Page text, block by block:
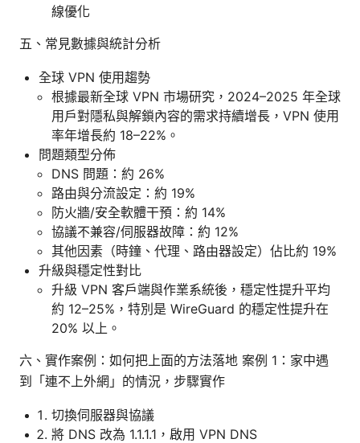
線優化
五、常見數據與統計分析
全球 VPN 使用趨勢
根據最新全球 VPN 市場研究，2024–2025 年全球
用戶對隱私與解鎖內容的需求持續增長，VPN 使用
率年增長約 18–22%。
問題類型分佈
DNS 問題：約 26%
路由與分流設定：約 19%
防火牆/安全軟體干預：約 14%
協議不兼容/伺服器故障：約 12%
其他因素（時鐘、代理、路由器設定）佔比約 19%
升級與穩定性對比
升級 VPN 客戶端與作業系統後，穩定性提升平均
約 12–25%，特別是 WireGuard 的穩定性提升在
20% 以上。
六、實作案例：如何把上面的方法落地 案例 1：家中遇
到「連不上外網」的情況，步驟實作
切換伺服器與協議
將 DNS 改為 1.1.1.1，啟用 VPN DNS